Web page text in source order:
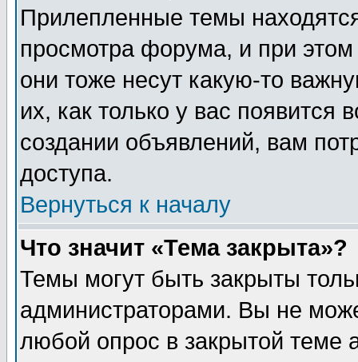
Прилепленные темы
просмотра форума, и при
они тоже несут какую-то
их, как только у вас появится
создании объявлений, вам
доступа.
Вернуться к началу
Что значит «Тема закрыта»?
Темы могут быть закрыты
администраторами. Вы не
любой опрос в закрытой теме